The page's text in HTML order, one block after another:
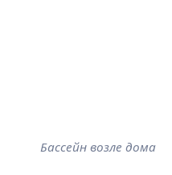
Бассейн возле дома